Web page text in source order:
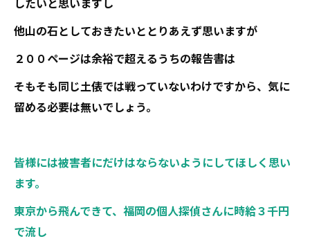
他山の石としておきたいととりあえず思いますが
２００ページは余裕で超えるうちの報告書は
そもそも同じ土俵では戦っていないわけですから、気に
留める必要は無いでしょう。
皆様には被害者にだけはならないようにしてほしく思い
ます。
東京から飛んできて、福岡の個人探偵さんに時給３千円
で流し